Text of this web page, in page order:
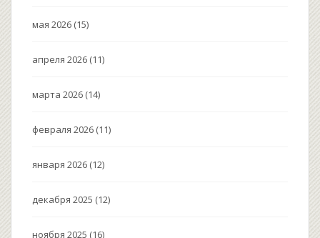
мая 2026 (15)
апреля 2026 (11)
марта 2026 (14)
февраля 2026 (11)
января 2026 (12)
декабря 2025 (12)
ноября 2025 (16)